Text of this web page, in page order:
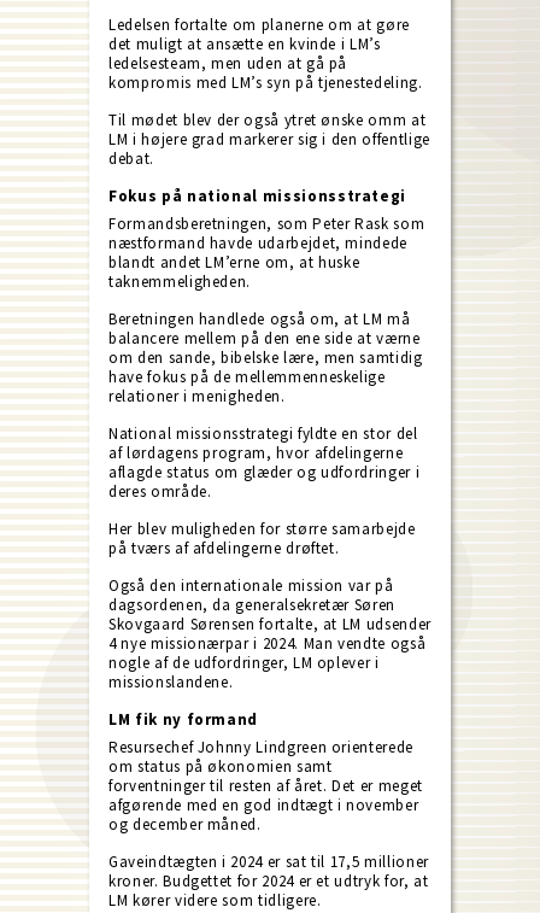
Ledelsen fortalte om planerne om at gøre
det muligt at ansætte en kvinde i LM’s
ledelsesteam, men uden at gå på
kompromis med LM’s syn på tjenestedeling.
Til mødet blev der også ytret ønske omm at
LM i højere grad markerer sig i den offentlige
debat.
Fokus på national missionsstrategi
Formandsberetningen, som Peter Rask som
næstformand havde udarbejdet, mindede
blandt andet LM’erne om, at huske
taknemmeligheden.
Beretningen handlede også om, at LM må
balancere mellem på den ene side at værne
om den sande, bibelske lære, men samtidig
have fokus på de mellemmenneskelige
relationer i menigheden.
National missionsstrategi fyldte en stor del
af lørdagens program, hvor afdelingerne
aflagde status om glæder og udfordringer i
deres område.
Her blev muligheden for større samarbejde
på tværs af afdelingerne drøftet.
Også den internationale mission var på
dagsordenen, da generalsekretær Søren
Skovgaard Sørensen fortalte, at LM udsender
4 nye missionærpar i 2024. Man vendte også
nogle af de udfordringer, LM oplever i
missionslandene.
LM fik ny formand
Resursechef Johnny Lindgreen orienterede
om status på økonomien samt
forventninger til resten af året. Det er meget
afgørende med en god indtægt i november
og december måned.
Gaveindtægten i 2024 er sat til 17,5 millioner
kroner. Budgettet for 2024 er et udtryk for, at
LM kører videre som tidligere.